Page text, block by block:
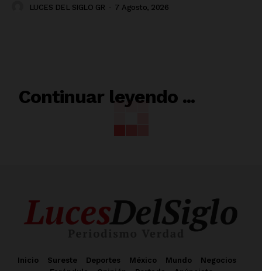
LUCES DEL SIGLO GR - 7 Agosto, 2026
Continuar leyendo ...
RELACIONADO
Inicio Sureste Deportes México Mundo
Negocios